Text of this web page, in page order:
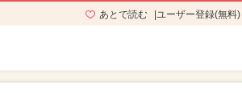
あとで読む ユーザー登録(無料)